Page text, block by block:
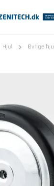
Hjul
Øvrige hjul